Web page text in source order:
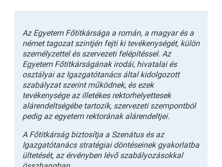
Az Egyetem Főtitkársága a román, a magyar és a
német tagozat szintjén fejti ki tevékenységét, külön
személyzettel és szervezeti felépítéssel. Az
Egyetem Főtitkárságának irodái, hivatalai és
osztályai az Igazgatótanács által kidolgozott
szabályzat szerint működnek, és ezek
tevékenysége az illetékes rektorhelyettesek
alárendeltségébe tartozik, szervezeti szempontból
pedig az egyetem rektorának alárendeltjei.
A Főtitkárság biztosítja a Szenátus és az
Igazgatótanács stratégiai döntéseinek gyakorlatba
ültetését, az érvényben lévő szabályozásokkal